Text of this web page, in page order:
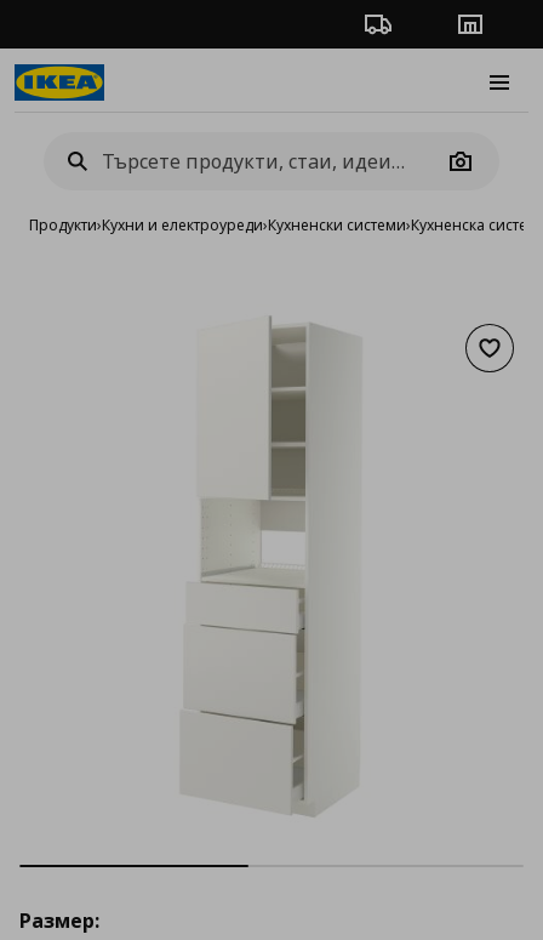
Проследяване на
Camera
Продукти›Кухни и електроуреди›Кухненски системи›Кухненска
Размер: